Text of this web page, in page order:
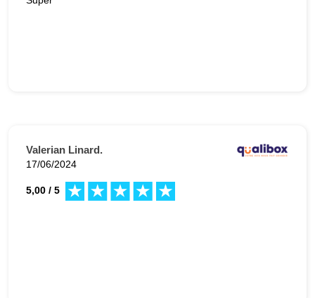
Valerian Linard.
17/06/2024
5,00 / 5